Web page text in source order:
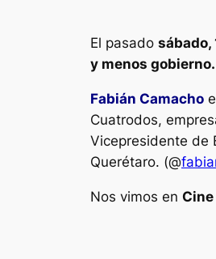
El pasado sábado,
y menos
Fabián Camacho
Cuatrodos,
Vicepresidente de
Querétaro. (@
Nos vimos en